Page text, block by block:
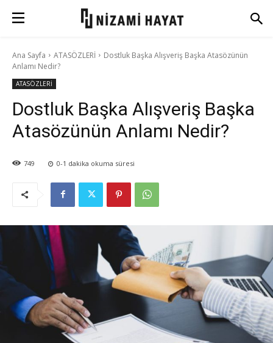
Ana Sayfa ATASÖZLERİ
Dostluk Başka Alışveriş Başka Atasözünün
Anlamı Nedir?
ATASÖZLERİ
Dostluk Başka Alışveriş Başka
Atasözünün Anlamı Nedir?
749 0-1 dakika okuma süresi